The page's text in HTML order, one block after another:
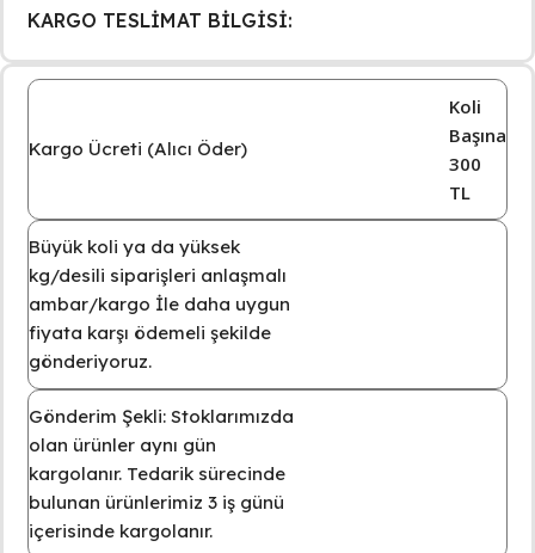
KARGO TESLİMAT BİLGİSİ:
Kargo Ücreti (Alıcı Öder)
Koli
Başına
300
TL
Büyük koli ya da yüksek
kg/desili siparişleri anlaşmalı
ambar/kargo İle daha uygun
fiyata karşı ödemeli şekilde
gönderiyoruz.
Gönderim Şekli: Stoklarımızda
olan ürünler aynı gün
kargolanır. Tedarik sürecinde
bulunan ürünlerimiz 3 iş günü
içerisinde kargolanır.